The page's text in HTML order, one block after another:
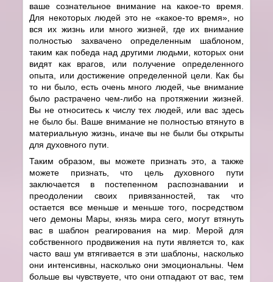
ваше сознательное внимание на какое-то время.
Для некоторых людей это не «какое-то время», но
вся их жизнь или много жизней, где их внимание
полностью захвачено определенным шаблоном,
таким как победа над другими людьми, которых они
видят как врагов, или получение определенного
опыта, или достижение определенной цели. Как бы
то ни было, есть очень много людей, чье внимание
было растрачено чем-либо на протяжении жизней.
Вы не относитесь к числу тех людей, или вас здесь
не было бы. Ваше внимание не полностью втянуто в
материальную жизнь, иначе вы не были бы открыты
для духовного пути.
Таким образом, вы можете признать это, а также
можете признать, что цель духовного пути
заключается в постепенном распознавании и
преодолении своих привязанностей, так что
остается все меньше и меньше того, посредством
чего демоны Мары, князь мира сего, могут втянуть
вас в шаблон реагирования на мир. Мерой для
собственного продвижения на пути является то, как
часто ваш ум втягивается в эти шаблоны, насколько
они интенсивны, насколько они эмоциональны. Чем
больше вы чувствуете, что они отпадают от вас, тем